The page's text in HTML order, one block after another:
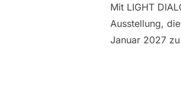
Mit LIGHT
Ausstellung,
Januar 2027